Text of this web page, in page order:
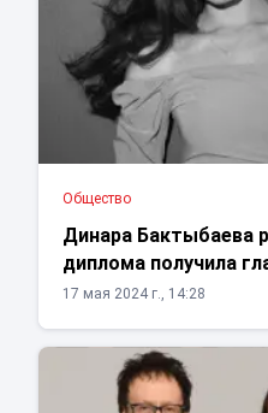
Общество
Динара Бактыбаева
диплома получила
17 мая 2024 г., 14:28